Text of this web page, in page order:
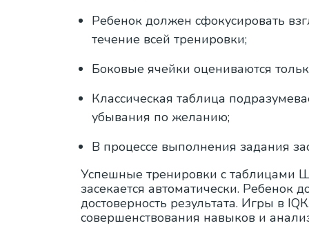
Ребенок должен сфокусировать
течение всей тренировки;
Боковые ячейки оцениваются
Классическая таблица
убывания по желанию;
В процессе выполнения задания
Успешные тренировки с таблицами
засекается автоматически.
достоверность результата. Игры в
совершенствования навыков и